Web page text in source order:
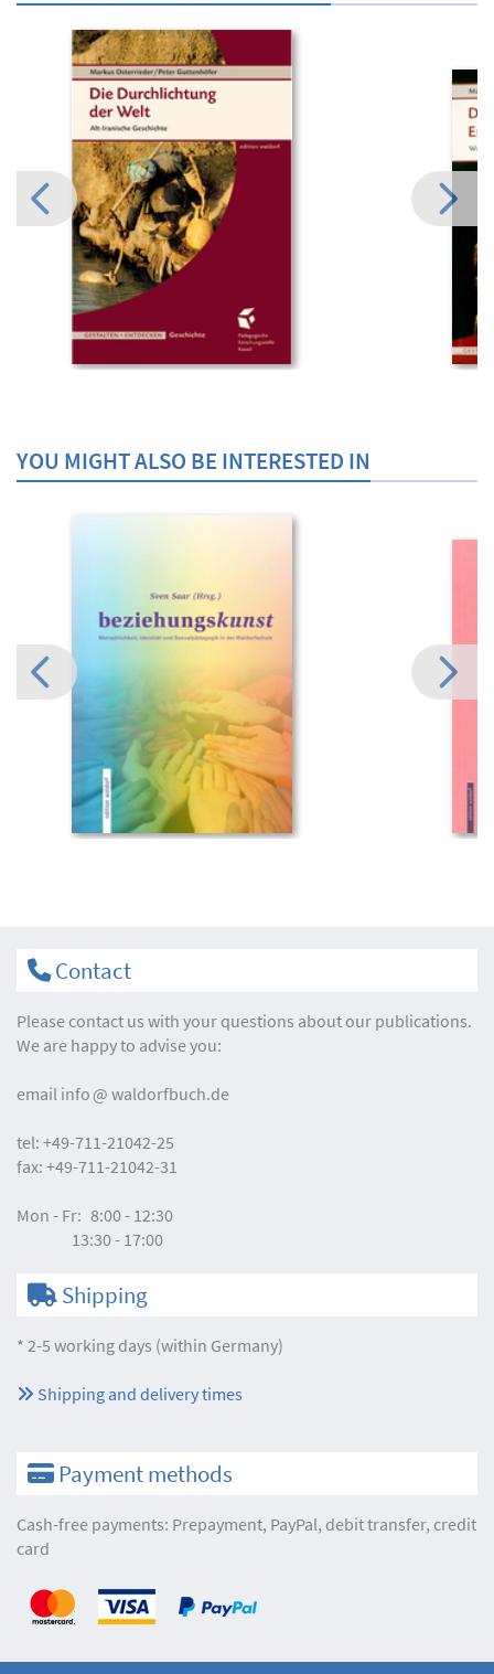
YOU MIGHT ALSO BE INTERESTED IN
Contact
Please contact us with your questions about our publications.
We are happy to advise you:
email info waldorfbuch.de
tel: +49-711-21042-25
fax: +49-711-21042-31
Mon - Fr: 8:00 - 12:30
13:30 - 17:00
Shipping
* 2-5 working days (within Germany)
Shipping and delivery times
Payment methods
Cash-free payments: Prepayment, PayPal, debit transfer, credit
card